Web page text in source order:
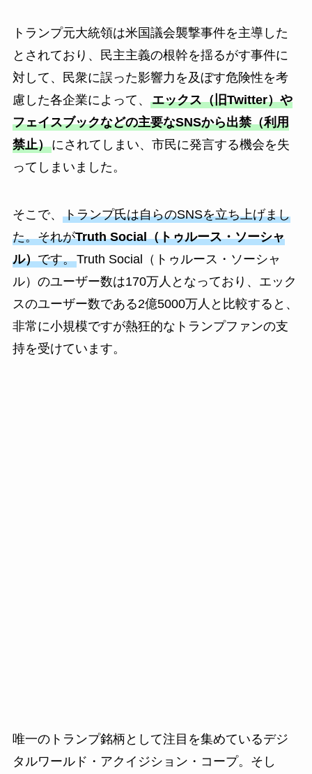
トランプ元大統領は米国議会襲撃事件を主導した
とされており、民主主義の根幹を揺るがす事件に
対して、民衆に誤った影響力を及ぼす危険性を考
慮した各企業によって、 エックス（旧Twitter）や
フェイスブックなどの主要なSNSから出禁（利用
禁止）にされてしまい、市民に発言する機会を失
ってしまいました。
そこで、 トランプ氏は自らのSNSを立ち上げまし
た。それがTruth Social（トゥルース・ソーシャ
ル）です。Truth Social（トゥルース・ソーシャ
ル）のユーザー数は170万人となっており、エック
スのユーザー数である2億5000万人と比較すると、
非常に小規模ですが熱狂的なトランプファンの支
持を受けています。
唯一のトランプ銘柄として注目を集めているデジ
タルワールド・アクイジション・コープ。そし